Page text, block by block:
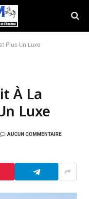
Plus Un Luxe
À La
Luxe
AUCUN COMMENTAIRE